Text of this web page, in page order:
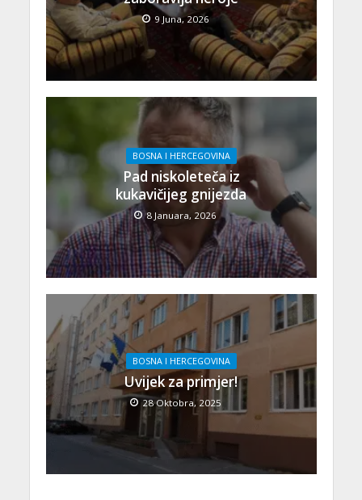
9 Juna, 2026
BOSNA I HERCEGOVINA
Pad niskoleteča iz
kukavičijeg gnijezda
8 Januara, 2026
BOSNA I HERCEGOVINA
Uvijek za primjer!
28 Oktobra, 2025